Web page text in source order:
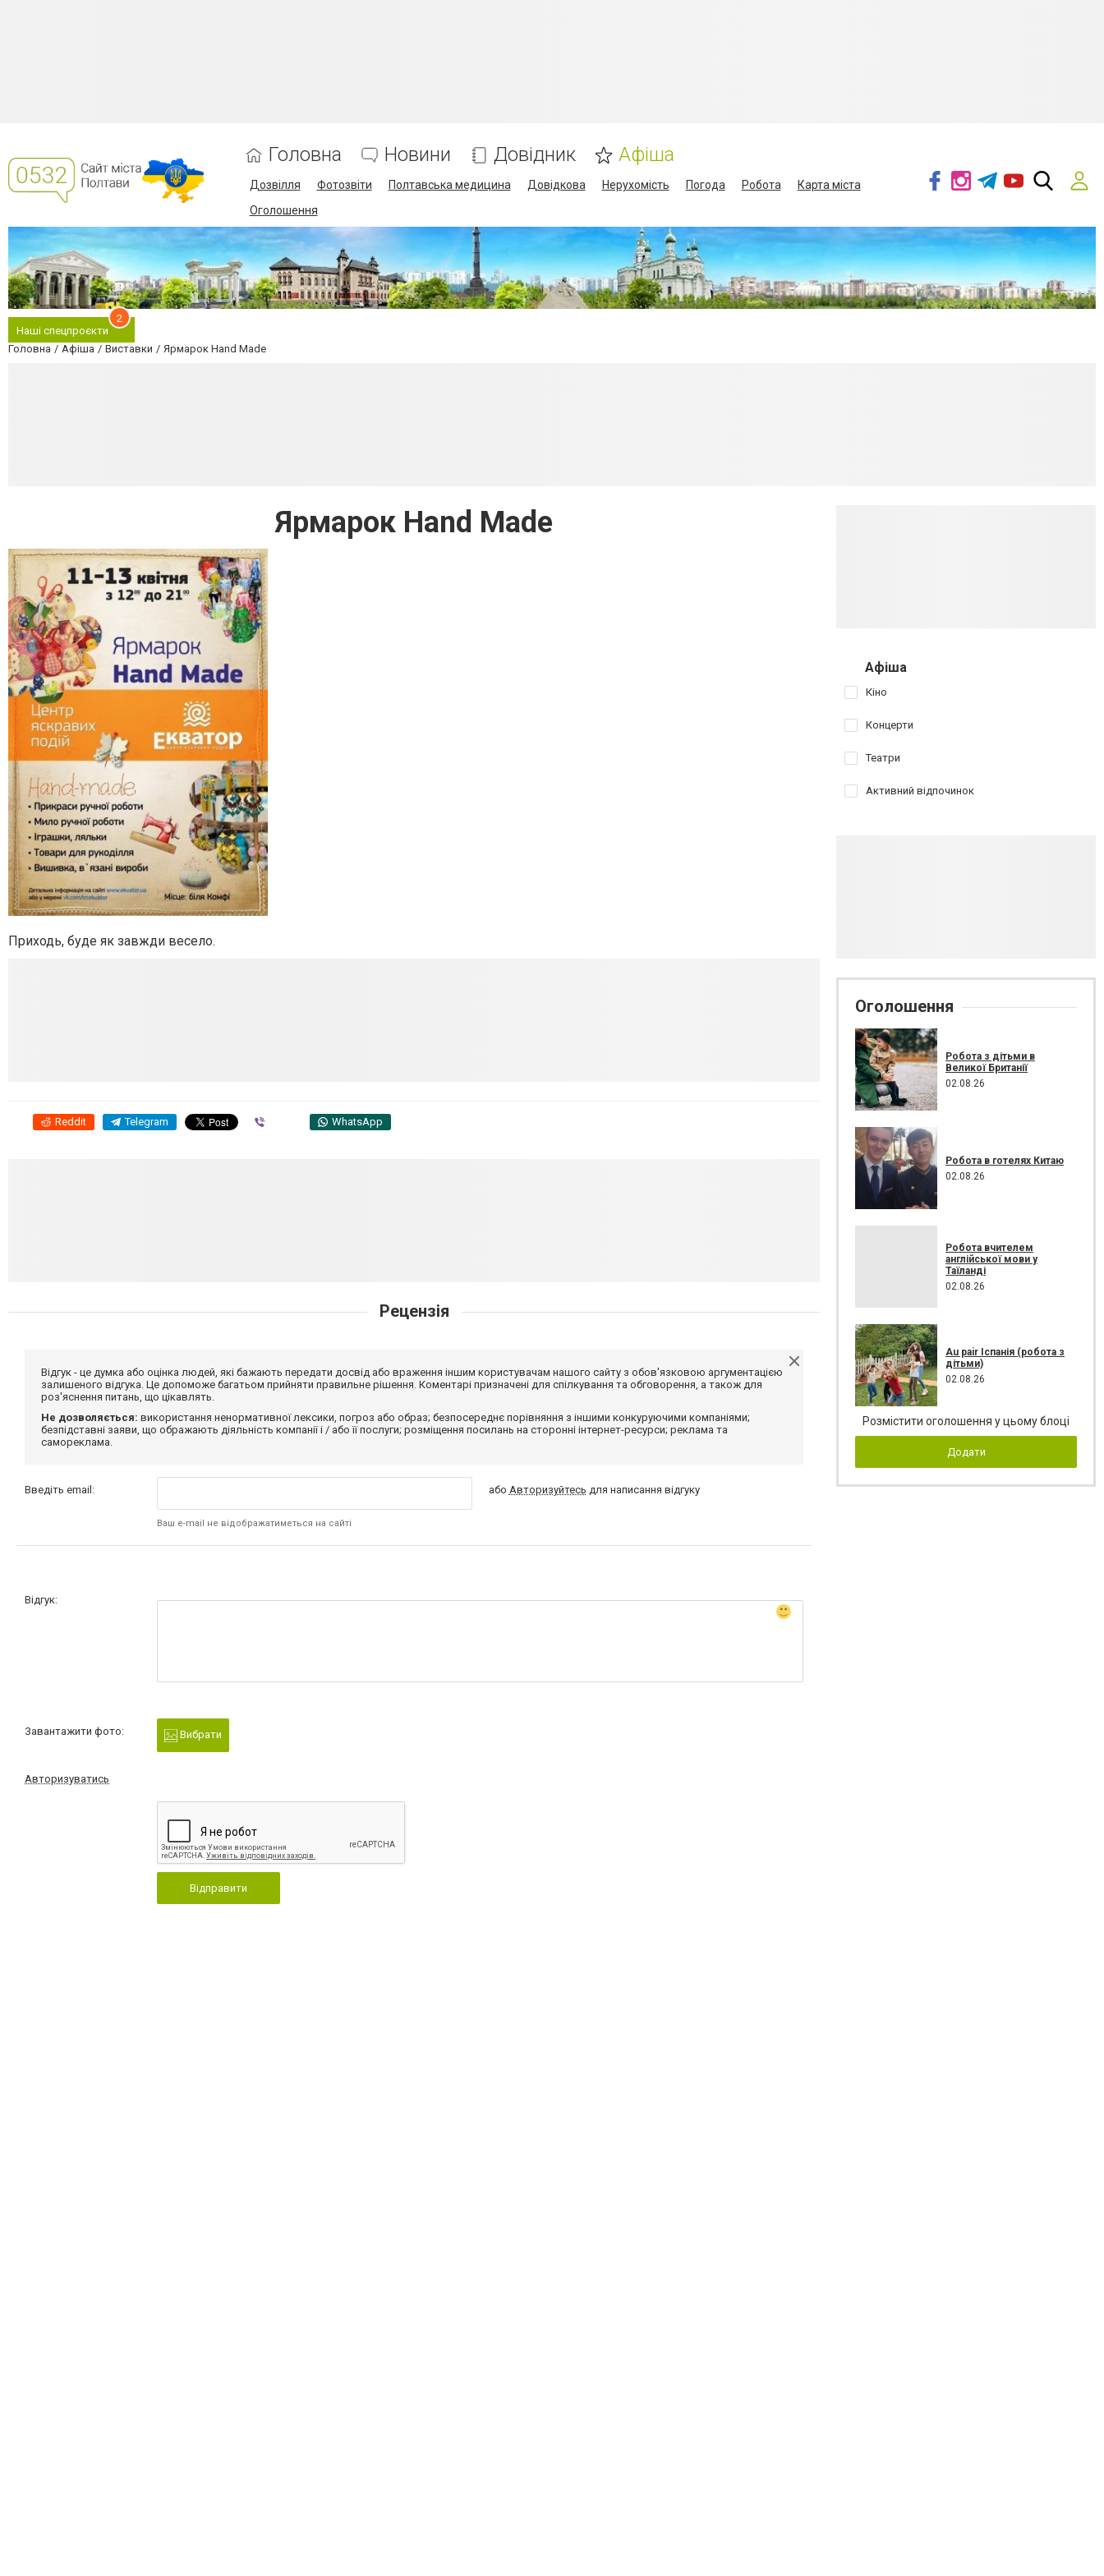
Головна Новини Довідник Афіша
Дозвілля Фотозвіти Полтавська медицина Довідкова Нерухомість Погода Робота
Карта міста
Оголошення
Наші спецпроєкти
2
Головна Афіша Виставки Ярмарок Hand Made
Ярмарок Hand Made
Приходь, буде як завжди весело.
Reddit Telegram WhatsApp
Рецензія
Відгук - це думка або оцінка людей, які бажають передати досвід або враження іншим користувачам нашого сайту з обов'язковою аргументацією
залишеного відгука. Це допоможе багатьом прийняти правильне рішення. Коментарі призначені для спілкування та обговорення, а також для
роз'яснення питань, що цікавлять.
Не дозволяється: використання ненормативної лексики, погроз або образ; безпосереднє порівняння з іншими конкуруючими компаніями;
безпідставні заяви, що ображають діяльність компанії і / або її послуги; розміщення посилань на сторонні інтернет-ресурси; реклама та
самореклама.
Введіть email:
Ваш e-mail не відображатиметься на сайті
або Авторизуйтесь для написання відгуку
Відгук:
Завантажити фото: Вибрати
Авторизуватись
Відправити
Афіша
Кіно
Концерти
Театри
Активний відпочинок
Оголошення
Робота з дітьми в
Великої Британії
02.08.26
Робота в готелях Китаю
02.08.26
Робота вчителем
англійської мови у
Таїланді
02.08.26
Au pair Іспанія (робота з
дітьми)
02.08.26
Розмістити оголошення у цьому блоці
Додати